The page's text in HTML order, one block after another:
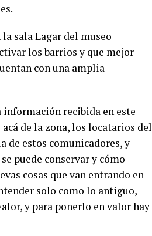
sala Lagar del museo
los barrios y que mejor
con una amplia
recibida en este
de la zona, los locatarios del
de estos comunicadores, y
puede conservar y cómo
cosas que van entrando en
solo como lo antiguo,
y para ponerlo en valor hay